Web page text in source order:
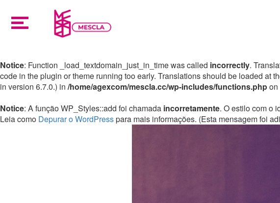
Notice: Function _load_textdomain_just_in_time was called incorrectly.
code in the plugin or theme running too early. Translations should be loaded at
in version 6.7.0.) in /home/agexcom/mescla.cc/wp-includes/functions.php
Notice: A função WP_Styles::add foi chamada incorretamente. O estilo com o
Leia como Depurar o WordPresspara mais informações. (Esta mensagem foi